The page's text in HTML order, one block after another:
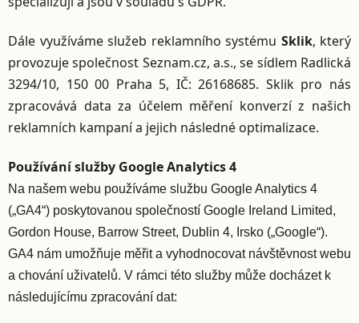
Dále využíváme služeb reklamního systému Sklik, který
provozuje společnost Seznam.cz, a.s., se sídlem Radlická
3294/10, 150 00 Praha 5, IČ: 26168685. Sklik pro nás
zpracovává data za účelem měření konverzí z našich
reklamních kampaní a jejich následné optimalizace.
Používání služby Google Analytics 4
Na našem webu používáme službu Google Analytics 4
(„GA4“) poskytovanou společností Google Ireland Limited,
Gordon House, Barrow Street, Dublin 4, Irsko („Google“).
GA4 nám umožňuje měřit a vyhodnocovat návštěvnost webu
a chování uživatelů. V rámci této služby může docházet k
následujícímu zpracování dat: